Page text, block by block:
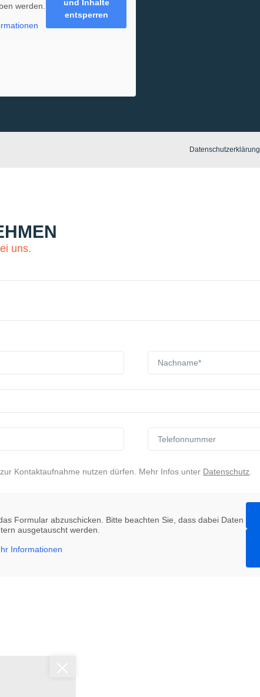
werden.
und Inhalte
entsperren
Datenschutzerklärung
uns.
Kontaktaufnahme nutzen dürfen. Mehr Infos unter Datenschutz.
Formular abzuschicken. Bitte beachten Sie, dass dabei Daten
ausgetauscht werden.
Informationen